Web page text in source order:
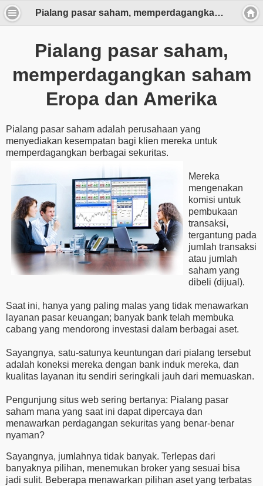
Pialang pasar saham, memperdagangkan saham Eropa dan Amerika
Pialang pasar saham,
memperdagangkan saham
Eropa dan Amerika
Pialang pasar saham adalah perusahaan yang
menyediakan kesempatan bagi klien mereka untuk
memperdagangkan berbagai sekuritas.
Mereka
mengenakan
komisi untuk
pembukaan
transaksi,
tergantung pada
jumlah transaksi
atau jumlah
saham yang
dibeli (dijual).
Saat ini, hanya yang paling malas yang tidak menawarkan
layanan pasar keuangan; banyak bank telah membuka
cabang yang mendorong investasi dalam berbagai aset.
Sayangnya, satu-satunya keuntungan dari pialang tersebut
adalah koneksi mereka dengan bank induk mereka, dan
kualitas layanan itu sendiri seringkali jauh dari memuaskan.
Pengunjung situs web sering bertanya: Pialang pasar
saham mana yang saat ini dapat dipercaya dan
menawarkan perdagangan sekuritas yang benar-benar
nyaman?
Sayangnya, jumlahnya tidak banyak. Terlepas dari
banyaknya pilihan, menemukan broker yang sesuai bisa
jadi sulit. Beberapa menawarkan pilihan aset yang terbatas